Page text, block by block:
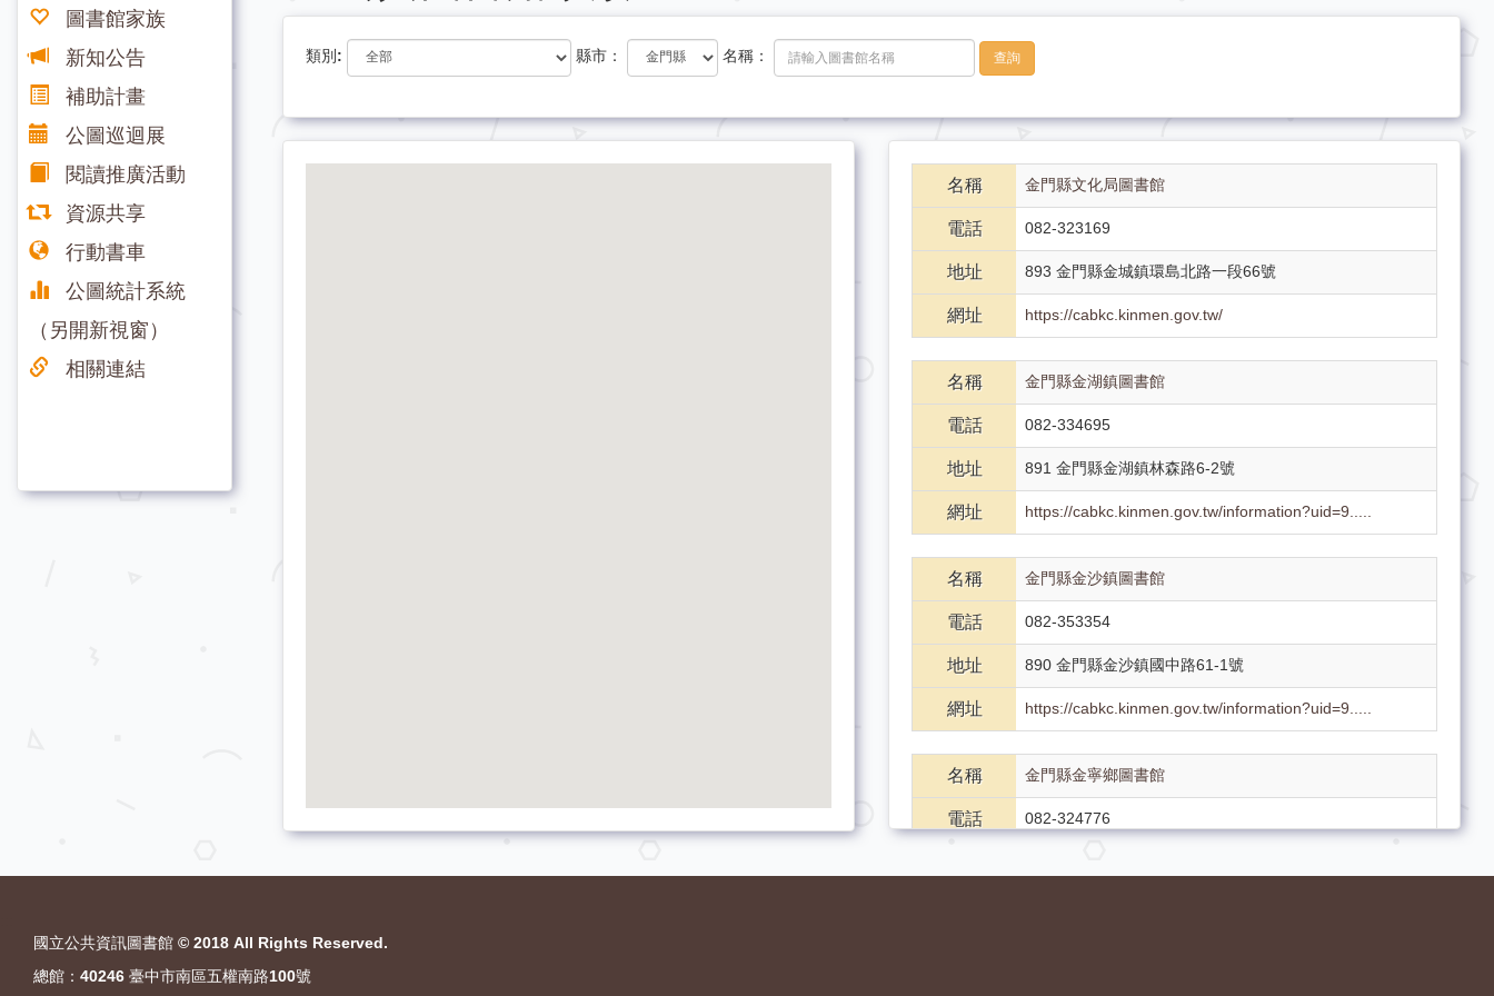
圖書館家族
新知公告
補助計畫
公圖巡迴展
閱讀推廣活動
資源共享
行動書車
公圖統計系統
（另開新視窗）
相關連結
類別: 縣市： 名稱： 查詢
名稱 金門縣文化局圖書館
電話 082-323169
地址 893 金門縣金城鎮環島北路一段66號
網址 https://cabkc.kinmen.gov.tw/
名稱 金門縣金湖鎮圖書館
電話 082-334695
地址 891 金門縣金湖鎮林森路6-2號
網址 https://cabkc.kinmen.gov.tw/information?uid=9.....
名稱 金門縣金沙鎮圖書館
電話 082-353354
地址 890 金門縣金沙鎮國中路61-1號
網址 https://cabkc.kinmen.gov.tw/information?uid=9.....
名稱 金門縣金寧鄉圖書館
電話 082-324776
國立公共資訊圖書館 © 2018 All Rights Reserved.
總館：40246 臺中市南區五權南路100號